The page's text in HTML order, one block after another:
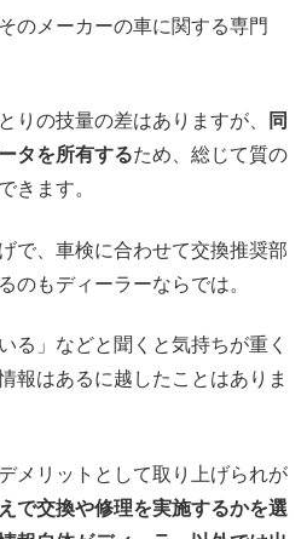
のメーカーの車に関する専門
りの技量の差はありますが、
同
タを所有するため、総じて質の
きます。
で、車検に合わせて交換推奨部
のもディーラーならでは。
る」などと聞くと気持ちが重く
報はあるに越したことはありま
メリットとして取り上げられが
で交換や修理を実施するかを選